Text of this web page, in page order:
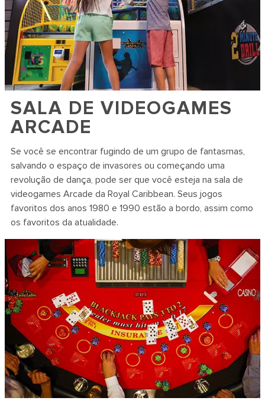
SALA DE VIDEOGAMES
ARCADE
Se você se encontrar fugindo de um grupo de fantasmas,
salvando o espaço de invasores ou começando uma
revolução de dança, pode ser que você esteja na sala de
videogames Arcade da Royal Caribbean. Seus jogos
favoritos dos anos 1980 e 1990 estão a bordo, assim como
os favoritos da atualidade.